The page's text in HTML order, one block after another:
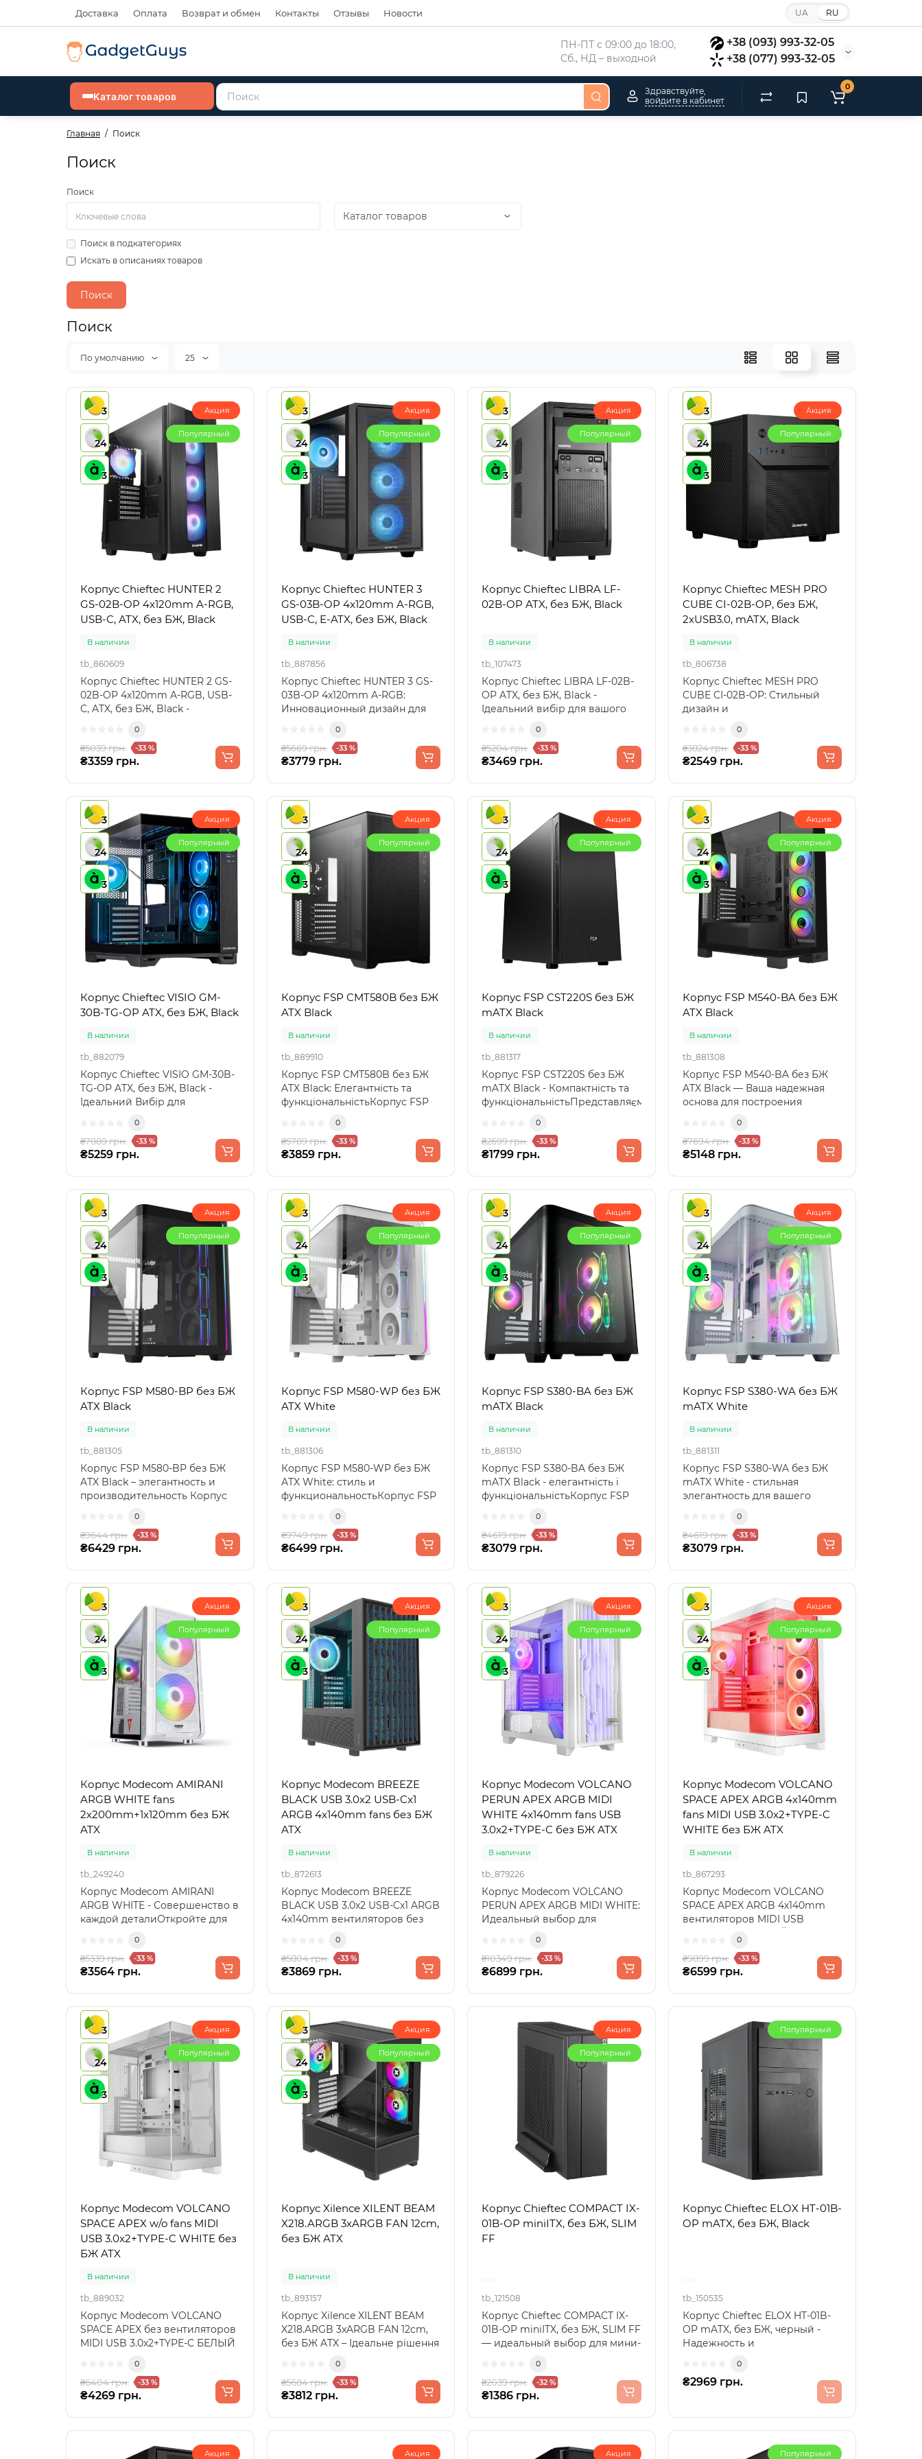
Доставка Оплата Возврат и обмен Контакты Отзывы Новости UA RU
ПН-ПТ с 09:00 до 18:00,
Сб., НД – выходной
+38 (093) 993-32-05
+38 (077) 993-32-05
Каталог товаров
Здравствуйте,
войдите в кабинет
0
Главная Поиск
Поиск
Поиск
Поиск в подкатегориях
Искать в описаниях товаров
Поиск
По умолчанию 25
3
24
3
Акция
Популярный
Корпус Chieftec HUNTER 2
GS-02B-OP 4x120mm A-RGB,
USB-C, ATX, без БЖ, Black
В наличии
tb_860609
Корпус Chieftec HUNTER 2 GS-
02B-OP 4x120mm A-RGB, USB-
C, ATX, без БЖ, Black -
0
₴5039 грн. -33 %
₴3359 грн.
3
24
3
Акция
Популярный
Корпус Chieftec HUNTER 3
GS-03B-OP 4x120mm A-RGB,
USB-C, E-ATX, без БЖ, Black
В наличии
tb_887856
Корпус Chieftec HUNTER 3 GS-
03B-OP 4x120mm A-RGB:
Инновационный дизайн для
0
₴5669 грн. -33 %
₴3779 грн.
3
24
3
Акция
Популярный
Корпус Chieftec LIBRA LF-
02B-OP ATX, без БЖ, Black
В наличии
tb_107473
Корпус Chieftec LIBRA LF-02B-
OP ATX, без БЖ, Black -
Ідеальний вибір для вашого
0
₴5204 грн. -33 %
₴3469 грн.
3
24
3
Акция
Популярный
Корпус Chieftec MESH PRO
CUBE CI-02B-OP, без БЖ,
2xUSB3.0, mATX, Black
В наличии
tb_806738
Корпус Chieftec MESH PRO
CUBE CI-02B-OP: Стильный
дизайн и
корпус Chief..
0
₴3824 грн. -33 %
₴2549 грн.
3
24
3
Акция
Популярный
Корпус Chieftec VISIO GM-
30B-TG-OP ATX, без БЖ, Black
В наличии
tb_882079
Корпус Chieftec VISIO GM-30B-
TG-OP ATX, без БЖ, Black -
Ідеальний Вибір для
0
₴7889 грн. -33 %
₴5259 грн.
3
24
3
Акция
Популярный
Корпус FSP CMT580B без БЖ
ATX Black
В наличии
tb_889910
Корпус FSP CMT580B без БЖ
ATX Black: Елегантність та
функціональністьКорпус FSP
0
₴5789 грн. -33 %
₴3859 грн.
3
24
3
Акция
Популярный
Корпус FSP CST220S без БЖ
mATX Black
В наличии
tb_881317
Корпус FSP CST220S без БЖ
mATX Black - Компактність та
функціональністьПредставляємо
0
₴2699 грн. -33 %
₴1799 грн.
3
24
3
Акция
Популярный
Корпус FSP M540-BA без БЖ
ATX Black
В наличии
tb_881308
Корпус FSP M540-BA без БЖ
ATX Black — Ваша надежная
основа для построения
0
₴7694 грн. -33 %
₴5148 грн.
3
24
3
Акция
Популярный
Корпус FSP M580-BP без БЖ
ATX Black
В наличии
tb_881305
Корпус FSP M580-BP без БЖ
ATX Black – элегантность и
производительность Корпус
0
₴9644 грн. -33 %
₴6429 грн.
3
24
3
Акция
Популярный
Корпус FSP M580-WP без БЖ
ATX White
В наличии
tb_881306
Корпус FSP M580-WP без БЖ
ATX White: стиль и
функциональностьКорпус FSP
0
₴9749 грн. -33 %
₴6499 грн.
3
24
3
Акция
Популярный
Корпус FSP S380-BA без БЖ
mATX Black
В наличии
tb_881310
Корпус FSP S380-BA без БЖ
mATX Black - елегантність і
функціональністьКорпус FSP
0
₴4619 грн. -33 %
₴3079 грн.
3
24
3
Акция
Популярный
Корпус FSP S380-WA без БЖ
mATX White
В наличии
tb_881311
Корпус FSP S380-WA без БЖ
mATX White - стильная
элегантность для вашего
0
₴4619 грн. -33 %
₴3079 грн.
3
24
3
Акция
Популярный
Корпус Modecom AMIRANI
ARGB WHITE fans
2x200mm+1x120mm без БЖ
ATX
В наличии
tb_249240
Корпус Modecom AMIRANI
ARGB WHITE - Совершенство в
каждой деталиОткройте для
0
₴5339 грн. -33 %
₴3564 грн.
3
24
3
Акция
Популярный
Корпус Modecom BREEZE
BLACK USB 3.0x2 USB-Cx1
ARGB 4x140mm fans без БЖ
ATX
В наличии
tb_872613
Корпус Modecom BREEZE
BLACK USB 3.0x2 USB-Cx1 ARGB
4x140mm вентиляторов без
0
₴5804 грн. -33 %
₴3869 грн.
3
24
3
Акция
Популярный
Корпус Modecom VOLCANO
PERUN APEX ARGB MIDI
WHITE 4x140mm fans USB
3.0x2+TYPE-C без БЖ ATX
В наличии
tb_879226
Корпус Modecom VOLCANO
PERUN APEX ARGB MIDI WHITE:
Идеальный выбор для
0
₴10349 грн. -33 %
₴6899 грн.
3
24
3
Акция
Популярный
Корпус Modecom VOLCANO
SPACE APEX ARGB 4x140mm
fans MIDI USB 3.0x2+TYPE-C
WHITE без БЖ ATX
В наличии
tb_867293
Корпус Modecom VOLCANO
SPACE APEX ARGB 4x140mm
вентиляторов MIDI USB
0
₴9899 грн. -33 %
₴6599 грн.
3
24
3
Акция
Популярный
Корпус Modecom VOLCANO
SPACE APEX w/o fans MIDI
USB 3.0x2+TYPE-C WHITE без
БЖ ATX
В наличии
tb_889032
Корпус Modecom VOLCANO
SPACE APEX без вентиляторов
MIDI USB 3.0x2+TYPE-C БЕЛЫЙ
0
₴6404 грн. -33 %
₴4269 грн.
3
24
3
Акция
Популярный
Корпус Xilence XILENT BEAM
X218.ARGB 3xARGB FAN 12cm,
без БЖ ATX
В наличии
tb_893157
Корпус Xilence XILENT BEAM
X218.ARGB 3xARGB FAN 12cm,
без БЖ ATX – Ідеальне рішення
0
₴5684 грн. -33 %
₴3812 грн.
Акция
Популярный
Корпус Chieftec COMPACT IX-
01B-OP miniITX, без БЖ, SLIM
FF
tb_121508
Корпус Chieftec COMPACT IX-
01B-OP miniITX, без БЖ, SLIM FF
— идеальный выбор для мини-
0
₴2039 грн. -32 %
₴1386 грн.
Популярный
Корпус Chieftec ELOX HT-01B-
OP mATX, без БЖ, Black
tb_150535
Корпус Chieftec ELOX HT-01B-
OP mATX, без БЖ, черный -
Надежность и
0
₴2969 грн.
Акция Акция Акция Популярный